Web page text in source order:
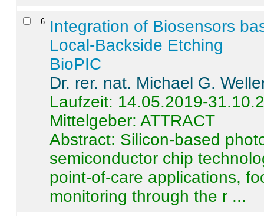
6
Integration of Biosensors
Local-Backside Etching
BioPIC
Dr. rer. nat. Michael G.
Laufzeit: 14.05.2019-
Mittelgeber: ATTRACT
Abstract: Silicon-based
semiconductor chip
point-of-care applications,
monitoring through the r ...